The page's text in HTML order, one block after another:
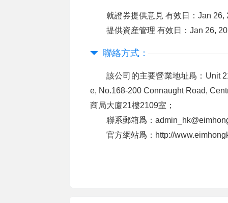
就證券提供意見 有效日：Jan
提供資産管理 有效日：Jan 26,
聯絡方式：
該公司的主要營業地址爲：Unit
e, No.168-200 Connaught Road,
商局大廈21樓2109室；
聯系郵箱爲：
官方網站爲：http://